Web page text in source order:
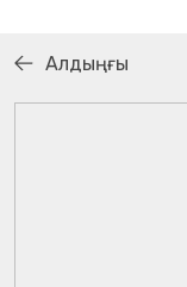
Алдыңғы